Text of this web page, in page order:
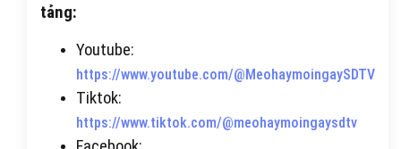
tảng:
Youtube:
https://www.youtube.com/@MeohaymoingaySDTV
Tiktok:
https://www.tiktok.com/@meohaymoingaysdtv